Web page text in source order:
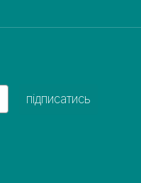
підписатись